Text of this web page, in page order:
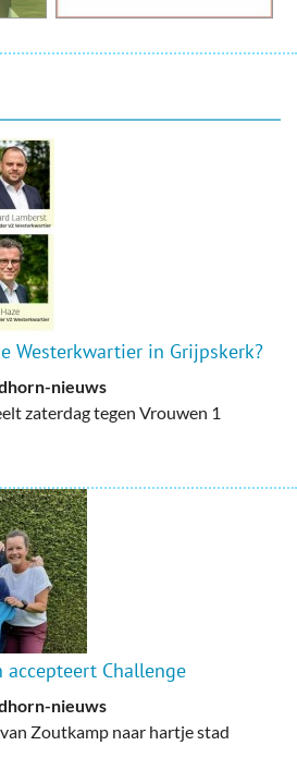
Westerkwartier in Grijpskerk?
nieuws
zaterdag tegen Vrouwen 1
Challenge
nieuws
Zoutkamp naar hartje stad